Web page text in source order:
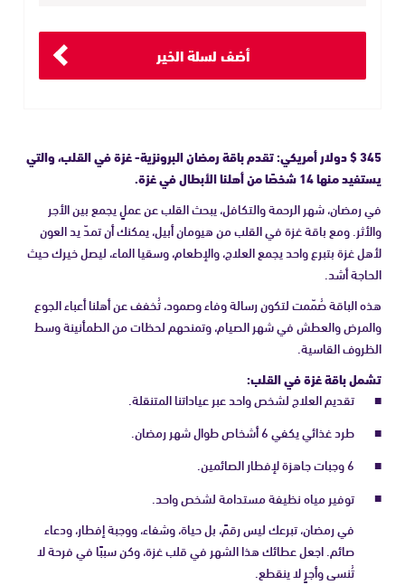
345 $ دولار أمريكي: تقدم باقة رمضان البرونزية- غزة في القلب، والتي
يستفيد منها 14 شخصًا من أهلنا الأبطال في غزة.
في رمضان، شهر الرحمة والتكافل، يبحث القلب عن عملٍ يجمع بين الأجر
والأثر. ومع باقة غزة في القلب من هيومان أبيل، يمكنك أن تمدّ يد العون
لأهل غزة بتبرع واحد يجمع العلاج، والإطعام، وسقيا الماء، ليصل خيرك حيث
الحاجة أشد.
هذه الباقة صُمّمت لتكون رسالة وفاء وصمود، تُخفف عن أهلنا أعباء الجوع
والمرض والعطش في شهر الصيام، وتمنحهم لحظات من الطمأنينة وسط
الظروف القاسية.
تشمل باقة غزة في القلب:
تقديم العلاج لشخص واحد عبر عياداتنا المتنقلة.
طرد غذائي يكفي 6 أشخاص طوال شهر رمضان.
6 وجبات جاهزة لإفطار الصائمين.
توفير مياه نظيفة مستدامة لشخص واحد.
في رمضان، تبرعك ليس رقمً، بل حياة، وشفاء، ووجبة إفطار، ودعاء
صائم. اجعل عطائك هذا الشهر في قلب غزة، وكن سببًا في فرحة لا
تُنسى وأجرٍ لا ينقطع.
أضف لسلة الخير